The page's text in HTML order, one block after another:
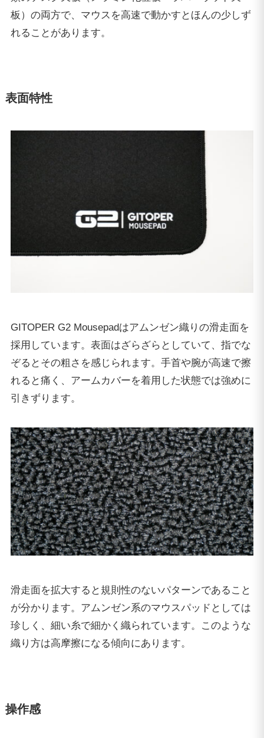
板）の両方で、マウスを高速で動かすとほんの少しず
れることがあります。
表面特性
GITOPER G2 Mousepadはアムンゼン織りの滑走面を
採用しています。表面はざらざらとしていて、指でな
ぞるとその粗さを感じられます。手首や腕が高速で擦
れると痛く、アームカバーを着用した状態では強めに
引きずります。
滑走面を拡大すると規則性のないパターンであること
が分かります。アムンゼン系のマウスパッドとしては
珍しく、細い糸で細かく織られています。このような
織り方は高摩擦になる傾向にあります。
操作感